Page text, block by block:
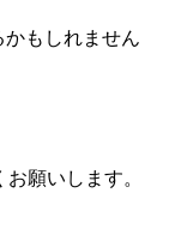
かもしれません
願いします。